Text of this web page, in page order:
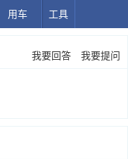
用车 工具
我要回答 我要提问